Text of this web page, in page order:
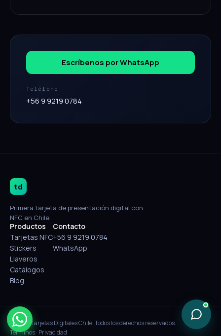
Escríbenos por WhatsApp
Teléfono
+56 9 9219 0784
td
Primera tarjeta de presentación digital con
NFC en Chile.
Productos
Tarjetas NFC
Stickers
Llaveros
Catálogos
Blog
Contacto
+56 9 9219 0784
WhatsApp
© 2026 Tarjetas Digitales Chile. Todos los derechos reservados.
Términos· Privacidad